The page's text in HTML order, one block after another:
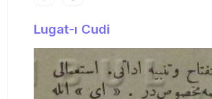
Lugat-ı Cudi